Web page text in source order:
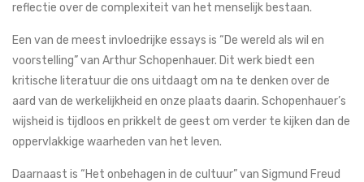
reflectie over de complexiteit van het menselijk bestaan.
Een van de meest invloedrijke essays is “De wereld als wil en
voorstelling” van Arthur Schopenhauer. Dit werk biedt een
kritische literatuur die ons uitdaagt om na te denken over de
aard van de werkelijkheid en onze plaats daarin. Schopenhauer’s
wijsheid is tijdloos en prikkelt de geest om verder te kijken dan de
oppervlakkige waarheden van het leven.
Daarnaast is “Het onbehagen in de cultuur” van Sigmund Freud